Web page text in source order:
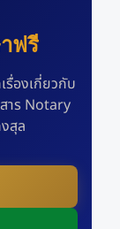
ฟรี
รื่องเกี่ยวกับ
าร Notary
สุล